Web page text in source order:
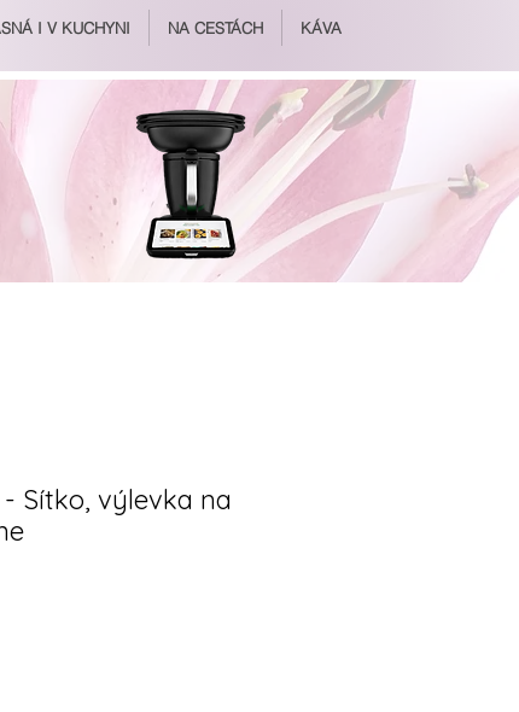
I V KUCHYNI NA CESTÁCH KÁVA
Sítko, výlevka na